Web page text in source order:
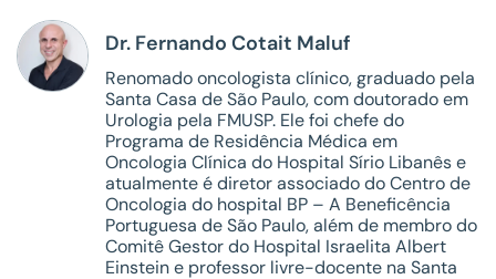
Dr. Fernando Cotait Maluf
Renomado oncologista clínico, graduado pela
Santa Casa de São Paulo, com doutorado em
Urologia pela FMUSP. Ele foi chefe do
Programa de Residência Médica em
Oncologia Clínica do Hospital Sírio Libanês e
atualmente é diretor associado do Centro de
Oncologia do hospital BP – A Beneficência
Portuguesa de São Paulo, além de membro do
Comitê Gestor do Hospital Israelita Albert
Einstein e professor livre-docente na Santa